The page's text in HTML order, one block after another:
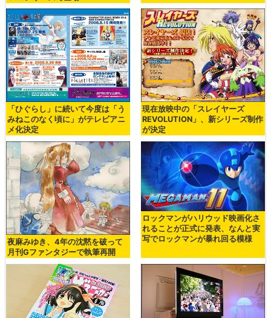
「ひぐらし」に続いて今度は「う
みねこのなく頃に」がテレビアニ
メ化決定
現在放映中の「スレイヤーズ
REVOLUTION」、新シリーズ制作
が決定
夜麻みゆき、4年の沈黙を破って
月刊Gファンタジーで執筆再開
ロックマンがハリウッド映画化さ
れることが正式に発表、なんと実
写でロックマンが暴れ回る模様